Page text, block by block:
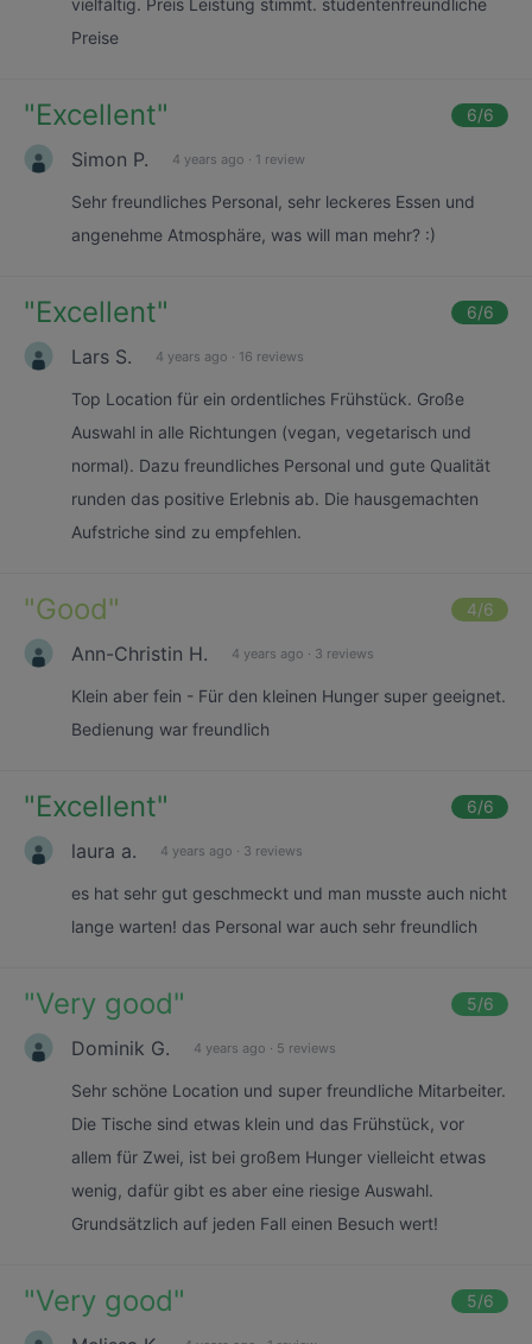
vielfältig. Preis Leistung stimmt. studentenfreundliche
Preise
"Excellent" 6/6
Simon P. 4 years ago · 1 review
Sehr freundliches Personal, sehr leckeres Essen und
angenehme Atmosphäre, was will man mehr? :)
"Excellent" 6/6
Lars S. 4 years ago · 16 reviews
Top Location für ein ordentliches Frühstück. Große
Auswahl in alle Richtungen (vegan, vegetarisch und
normal). Dazu freundliches Personal und gute Qualität
runden das positive Erlebnis ab. Die hausgemachten
Aufstriche sind zu empfehlen.
"Good" 4/6
Ann-Christin H. 4 years ago · 3 reviews
Klein aber fein - Für den kleinen Hunger super geeignet.
Bedienung war freundlich
"Excellent" 6/6
laura a. 4 years ago · 3 reviews
es hat sehr gut geschmeckt und man musste auch nicht
lange warten! das Personal war auch sehr freundlich
"Very good" 5/6
Dominik G. 4 years ago · 5 reviews
Sehr schöne Location und super freundliche Mitarbeiter.
Die Tische sind etwas klein und das Frühstück, vor
allem für Zwei, ist bei großem Hunger vielleicht etwas
wenig, dafür gibt es aber eine riesige Auswahl.
Grundsätzlich auf jeden Fall einen Besuch wert!
"Very good" 5/6